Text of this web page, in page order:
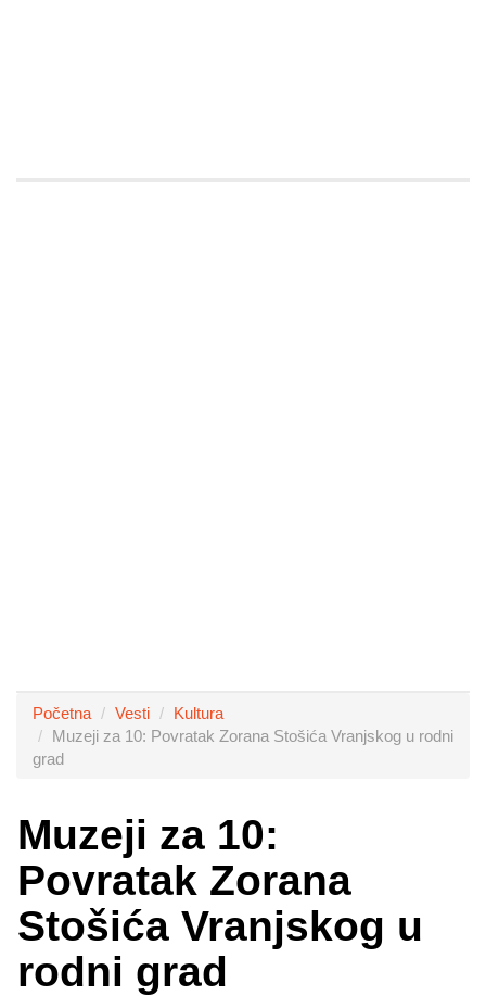
Početna Vesti
Kultura
Muzeji za 10: Povratak Zorana Stošića Vranjskog u rodni
grad
Muzeji za 10:
Povratak Zorana
Stošića Vranjskog u
rodni grad